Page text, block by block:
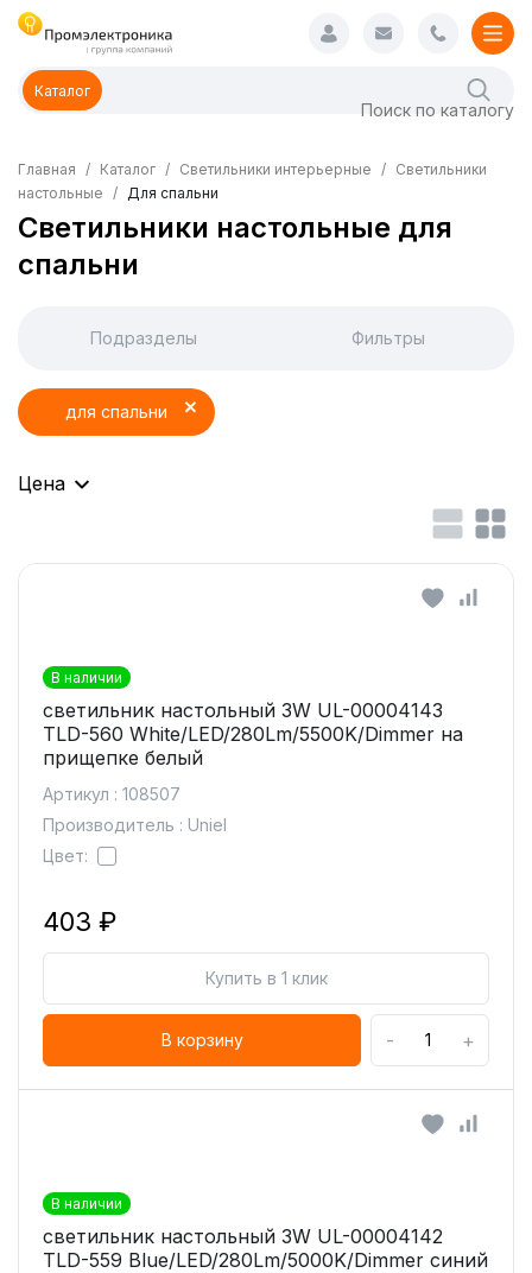
Каталог
Главная Каталог Светильники интерьерные
Светильники
настольные
Для спальни
Светильники настольные для
спальни
Подразделы Фильтры
для спальни
Цена
В наличии
светильник настольный 3W UL-00004143
TLD-560 White/LED/280Lm/5500K/Dimmer на
прищепке белый
Артикул : 108507
Производитель : Uniel
Цвет:
403 ₽
Купить в 1 клик
В корзину - +
В наличии
светильник настольный 3W UL-00004142
TLD-559 Blue/LED/280Lm/5000K/Dimmer синий